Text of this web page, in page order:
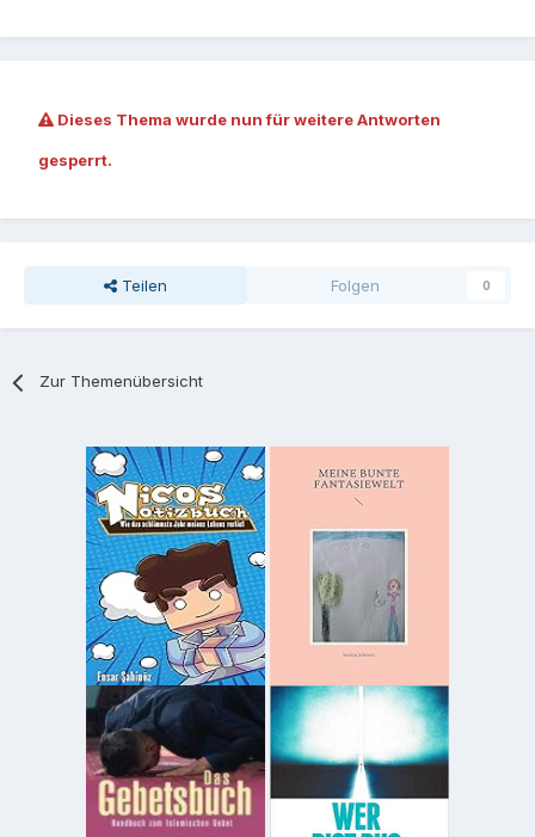
Dieses Thema wurde nun für weitere Antworten
gesperrt.
Teilen Folgen 0
Zur Themenübersicht